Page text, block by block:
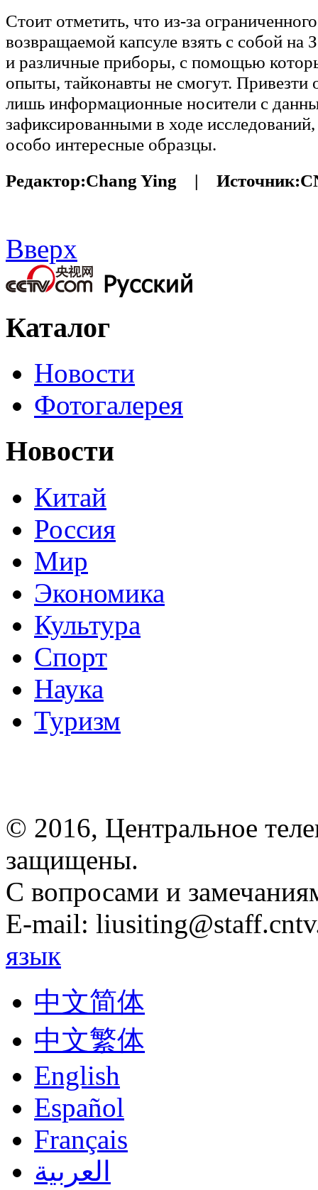
Стоит отметить, что из-за
возвращаемой капсуле взять с собой на
и различные приборы, с помощью
опыты, тайконавты не смогут. Привезти
лишь информационные носители с
зафиксированными в ходе
особо интересные образцы.
Редактор:Chang Ying | Источник:
Вверх
Каталог
Новости
Фотогалерея
Новости
Китай
Россия
Мир
Экономика
Культура
Спорт
Наука
Туризм
© 2016, Центральное
защищены.
С вопросами и
E-mail:
язык
中文简体
中文繁体
English
Español
Français
العربية